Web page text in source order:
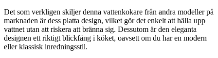
Det som verkligen skiljer denna vattenkokare från andra modeller på
marknaden är dess platta design, vilket gör det enkelt att hälla upp
vattnet utan att riskera att bränna sig. Dessutom är den eleganta
designen ett riktigt blickfång i köket, oavsett om du har en modern
eller klassisk inredningsstil.